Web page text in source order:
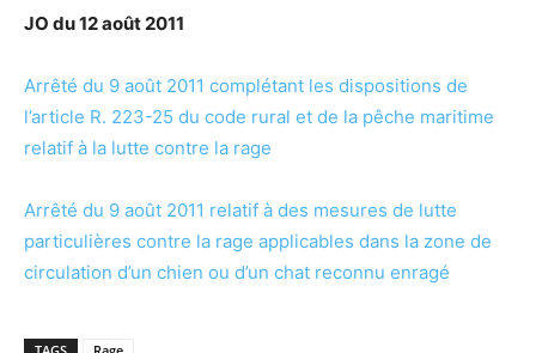
JO du 12 août 2011
Arrêté du 9 août 2011 complétant les dispositions de
l’article R. 223-25 du code rural et de la pêche maritime
relatif à la lutte contre la rage
Arrêté du 9 août 2011 relatif à des mesures de lutte
particulières contre la rage applicables dans la zone de
circulation d’un chien ou d’un chat reconnu enragé